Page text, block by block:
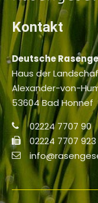
Kontakt
Deutsche
Haus der
Alexander-von-
53604 Bad Honnef
02224 7707 90
02224 7707 923